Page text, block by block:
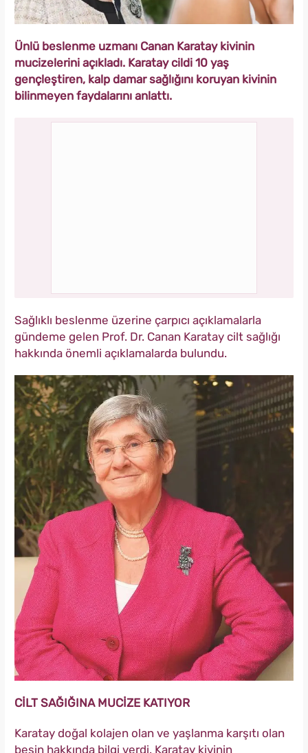
Ünlü beslenme uzmanı Canan Karatay kivinin
mucizelerini açıkladı. Karatay cildi 10 yaş
gençleştiren, kalp damar sağlığını koruyan kivinin
bilinmeyen faydalarını anlattı.
Sağlıklı beslenme üzerine çarpıcı açıklamalarla
gündeme gelen Prof. Dr. Canan Karatay cilt sağlığı
hakkında önemli açıklamalarda bulundu.
CİLT SAĞIĞINA MUCİZE KATIYOR
Karatay doğal kolajen olan ve yaşlanma karşıtı olan
besin hakkında bilgi verdi. Karatay kivinin